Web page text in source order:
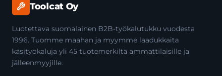
Toolcat Oy
Luotettava suomalainen B2B-työkalutukku vuodesta
1996. Tuomme maahan ja myymme laadukkaita
käsityökaluja yli 45 tuotemerkiltä ammattilaisille ja
jälleenmyyjille.